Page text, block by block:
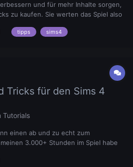
und für mehr Inhalte sorgen,
zu kaufen. Sie werten das Spiel also
Ordner, dieser ist meistens bei dem
tipps sims4
Tricks für den Sims 4
Tutorials
einen ab und zu echt zum
3.000+ Stunden im Spiel habe
aber auch ein paar Tipps und
Grundstücke verschönern und